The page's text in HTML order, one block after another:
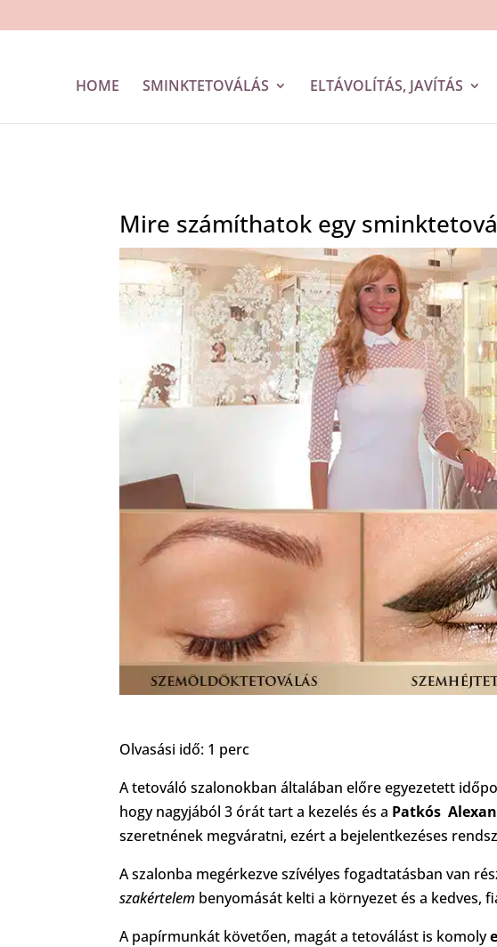
HOME SMINKTETOVÁLÁS ELTÁVOLÍTÁS, JAVÍTÁS
Mire számíthatok egy
Olvasási idő: 1 perc
A tetováló szalonokban általában előre egyezetett
hogy nagyjából 3 órát tart a kezelés és a Patkós
szeretnének megváratni, ezért a bejelentkezéses
A szalonba megérkezve szívélyes fogadtatásban van
szakértelem benyomását kelti a környezet és a kedves,
A papírmunkát követően, magát a tetoválást is komoly